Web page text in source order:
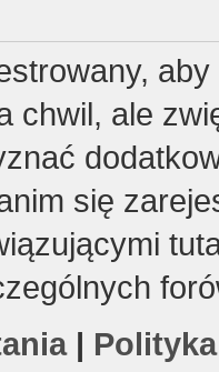
chwil, ale
się
|